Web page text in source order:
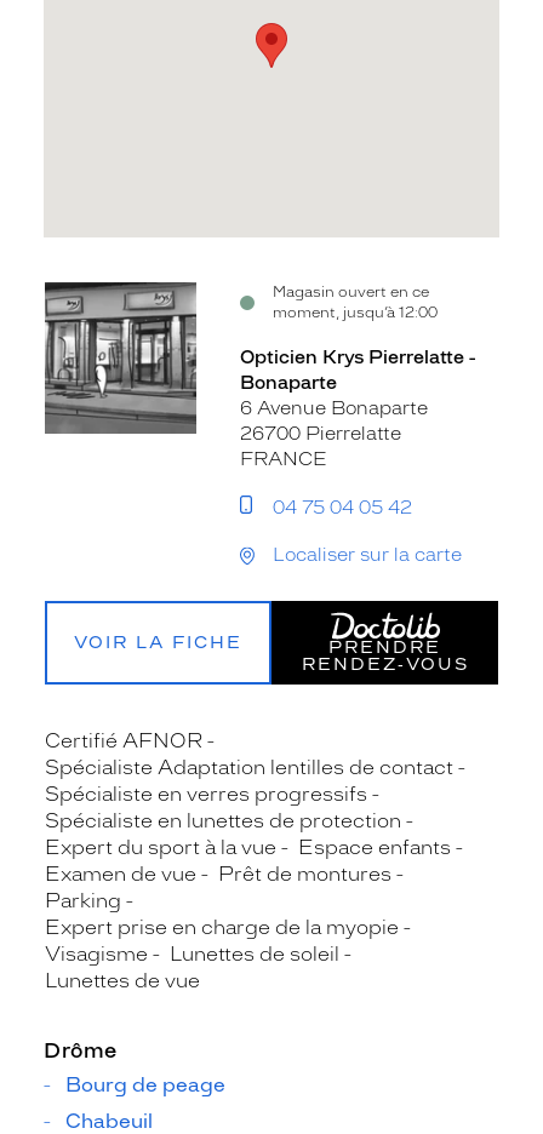
Magasin ouvert en ce
moment, jusqu’à 12:00
Voir
la
fiche
Opticien Krys Pierrelatte -
Bonaparte
6 Avenue Bonaparte
26700 Pierrelatte
FRANCE
04 75 04 05 42
Localiser sur la carte
VOIR LA FICHE
PRENDRE
RENDEZ‑VOUS
Certifié AFNOR
Spécialiste Adaptation lentilles de contact
Spécialiste en verres progressifs
Spécialiste en lunettes de protection
Expert du sport à la vue
Espace enfants
Examen de vue
Prêt de montures
Parking
Expert prise en charge de la myopie
Visagisme
Lunettes de soleil
Lunettes de vue
Drôme
Bourg de peage
Chabeuil